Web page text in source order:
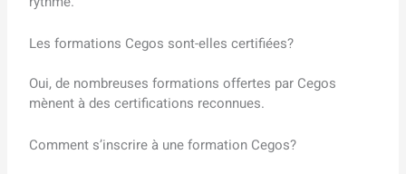
Les formations Cegos sont-elles certifiées?
Oui, de nombreuses formations offertes par Cegos
mènent à des certifications reconnues.
Comment s’inscrire à une formation Cegos?